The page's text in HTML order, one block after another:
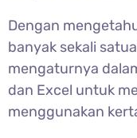
Dengan
banyak sekali
mengaturnya
dan Excel untuk
menggunakan